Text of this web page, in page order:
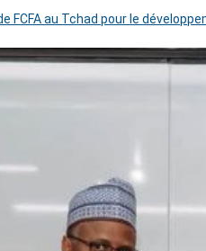
FCFA au Tchad pour le